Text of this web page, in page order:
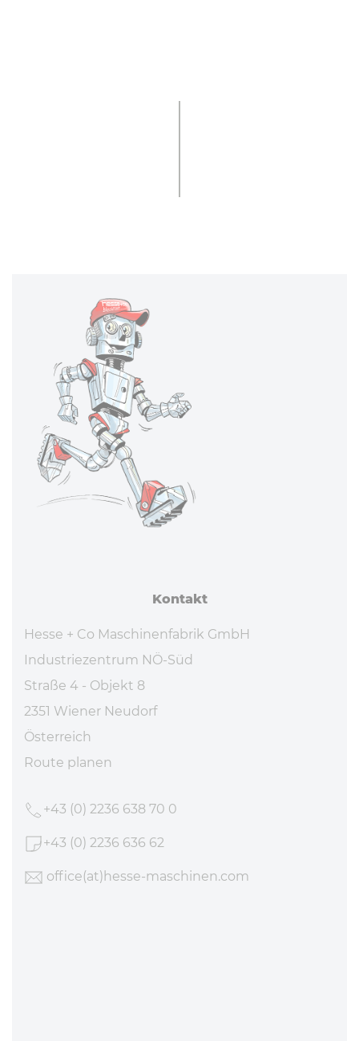
Kontakt
Hesse + Co Maschinenfabrik GmbH
Industriezentrum NÖ-Süd
Straße 4 - Objekt 8
2351 Wiener Neudorf
Österreich
Route planen
+43 (0) 2236 638 70 0
+43 (0) 2236 636 62
office(at)hesse-maschinen.com